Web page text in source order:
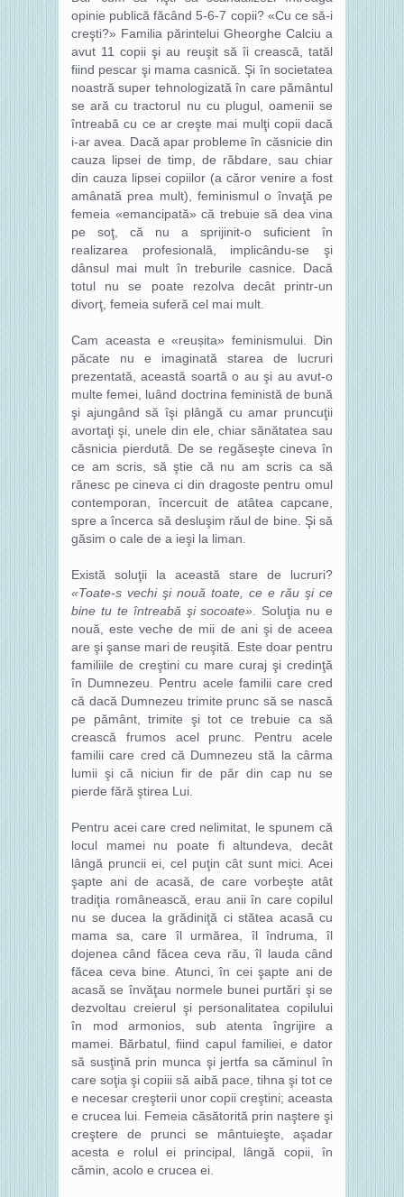
opinie publică făcând 5-6-7 copii? «Cu ce să-i
creşti?» Familia părintelui Gheorghe Calciu a
avut 11 copii şi au reuşit să îi crească, tatăl
fiind pescar şi mama casnică. Şi în societatea
noastră super tehnologizată în care pământul
se ară cu tractorul nu cu plugul, oamenii se
întreabă cu ce ar creşte mai mulţi copii dacă
i-ar avea. Dacă apar probleme în căsnicie din
cauza lipsei de timp, de răbdare, sau chiar
din cauza lipsei copiilor (a căror venire a fost
amânată prea mult), feminismul o învaţă pe
femeia «emancipată» că trebuie să dea vina
pe soţ, că nu a sprijinit-o suficient în
realizarea profesională, implicându-se şi
dânsul mai mult în treburile casnice. Dacă
totul nu se poate rezolva decât printr-un
divorţ, femeia suferă cel mai mult.
Cam aceasta e «reușita» feminismului. Din
păcate nu e imaginată starea de lucruri
prezentată, această soartă o au şi au avut-o
multe femei, luând doctrina feministă de bună
şi ajungând să îşi plângă cu amar pruncuţii
avortaţi şi, unele din ele, chiar sănătatea sau
căsnicia pierdută. De se regăseşte cineva în
ce am scris, să ştie că nu am scris ca să
rănesc pe cineva ci din dragoste pentru omul
contemporan, încercuit de atâtea capcane,
spre a încerca să desluşim răul de bine. Şi să
găsim o cale de a ieşi la liman.
Există soluţii la această stare de lucruri?
«Toate-s vechi şi nouă toate, ce e rău şi ce
bine tu te întreabă şi socoate» . Soluţia nu e
nouă, este veche de mii de ani şi de aceea
are şi şanse mari de reuşită. Este doar pentru
familiile de creştini cu mare curaj şi credinţă
în Dumnezeu. Pentru acele familii care cred
că dacă Dumnezeu trimite prunc să se nască
pe pământ, trimite şi tot ce trebuie ca să
crească frumos acel prunc. Pentru acele
familii care cred că Dumnezeu stă la cârma
lumii şi că niciun fir de păr din cap nu se
pierde fără ştirea Lui.
Pentru acei care cred nelimitat, le spunem că
locul mamei nu poate fi altundeva, decât
lângă pruncii ei, cel puţin cât sunt mici. Acei
şapte ani de acasă, de care vorbeşte atât
tradiţia românească, erau anii în care copilul
nu se ducea la grădiniţă ci stătea acasă cu
mama sa, care îl urmărea, îl îndruma, îl
dojenea când făcea ceva rău, îl lauda când
făcea ceva bine. Atunci, în cei şapte ani de
acasă se învăţau normele bunei purtări şi se
dezvoltau creierul şi personalitatea copilului
în mod armonios, sub atenta îngrijire a
mamei. Bărbatul, fiind capul familiei, e dator
să susţină prin munca şi jertfa sa căminul în
care soţia şi copiii să aibă pace, tihna şi tot ce
e necesar creşterii unor copii creştini; aceasta
e crucea lui. Femeia căsătorită prin naştere şi
creştere de prunci se mântuieşte, aşadar
acesta e rolul ei principal, lângă copii, în
cămin, acolo e crucea ei.